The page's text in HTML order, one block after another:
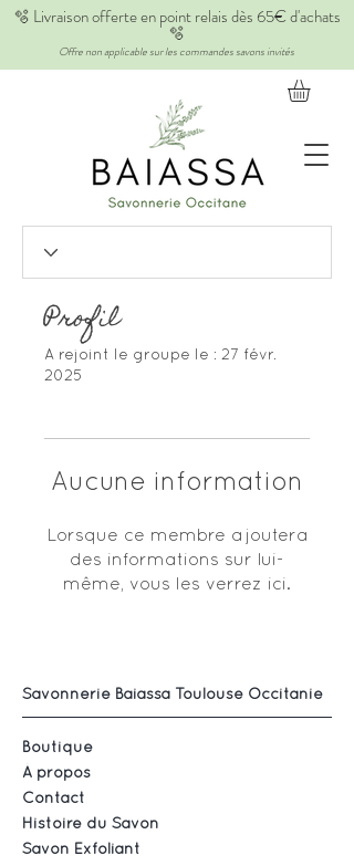
🫧 Livraison offerte en point relais dès 65€ d'achats
🫧
Offre non applicable sur les commandes savons invités
Profil
A rejoint le groupe le : 27 févr.
2025
Aucune information
Lorsque ce membre ajoutera
des informations sur lui-
même, vous les verrez ici.
Savonnerie Baiassa Toulouse Occitanie
Boutique
À propos
Contact
Histoire du Savon
Savon Exfoliant